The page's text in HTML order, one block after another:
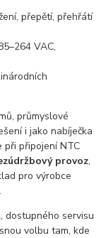
přepětí, přehřátí
VAC,
průmyslové
i jako nabíječka
při připojení NTC
provoz,
pro výrobce
, dostupného servisu
volbu tam, kde